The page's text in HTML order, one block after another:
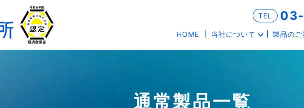
TEL
HOME 当社について 製品の
通常製品一覧